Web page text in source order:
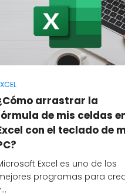
arrastrar la
de mis celdas
con el teclado de
Excel es uno de los
programas para